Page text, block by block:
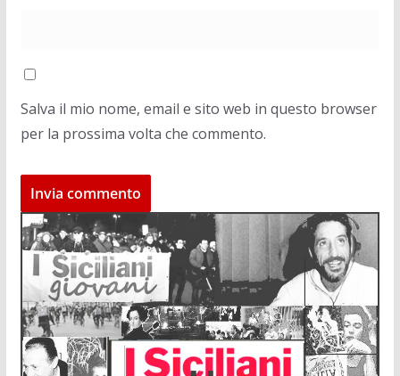
Salva il mio nome, email e sito web in questo browser
per la prossima volta che commento.